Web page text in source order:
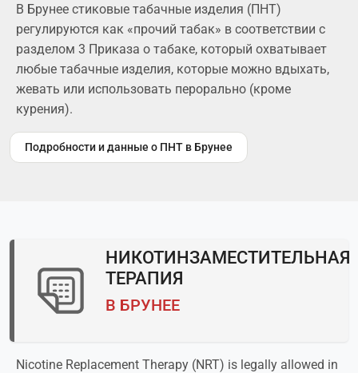
В Брунее стиковые табачные изделия (ПНТ)
регулируются как «прочий табак» в соответствии с
разделом 3 Приказа о табаке, который охватывает
любые табачные изделия, которые можно вдыхать,
жевать или использовать перорально (кроме
курения).
Подробности и данные о ПНТ в Брунее
НИКОТИНЗАМЕСТИТЕЛЬНАЯ
ТЕРАПИЯ
В БРУНЕЕ
Nicotine Replacement Therapy (NRT) is legally allowed in